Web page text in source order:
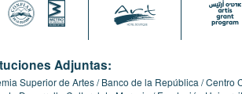
Adjuntas:
Superior de Artes Banco de la República Centro